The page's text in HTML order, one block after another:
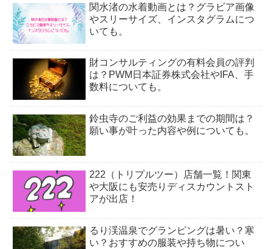
関水渚の水着動画とは？グラビア画像
やスリーサイズ、インスタグラムにつ
いても。
財コンサルティングの有料会員の評判
は？PWM日本証券株式会社やIFA、手
数料についても。
鈴虫寺のご利益の効果までの期間は？
願い事が叶った内容や例についても。
222（トリプルツー）店舗一覧！関東
や大阪にも安売りディスカウントスト
アが出店！
るり渓温泉でグランピングは暑い？寒
い？おすすめの服装や持ち物につい